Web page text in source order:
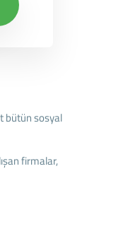
bütün sosyal
firmalar,